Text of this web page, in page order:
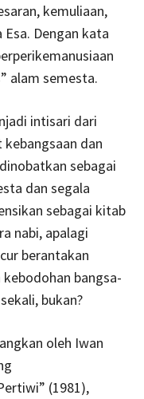
kemuliaan,
Esa. Dengan kata
alam semesta.
intisari dari
dan
sebagai
dan segala
sebagai kitab
nabi, apalagi
berantakan
bangsa-
bukan?
oleh Iwan
(1981),